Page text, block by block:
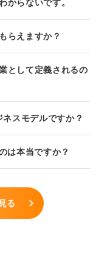
からないです。
らえますか？
として定義されるの
スモデルですか？
は本当ですか？
る